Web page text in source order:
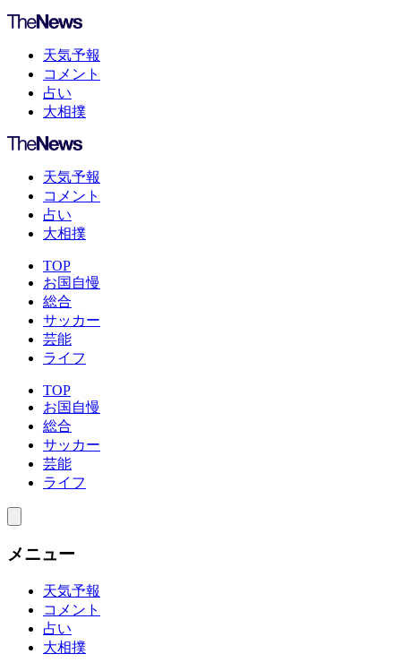
天気予報
コメント
占い
大相撲
天気予報
コメント
占い
大相撲
TOP
お国自慢
総合
サッカー
芸能
ライフ
TOP
お国自慢
総合
サッカー
芸能
ライフ
メニュー
天気予報
コメント
占い
大相撲